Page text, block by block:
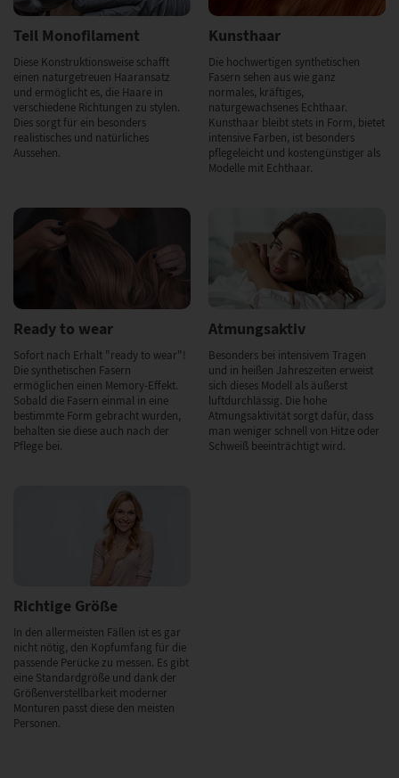
Teil Monofilament
Diese Konstruktionsweise schafft
einen naturgetreuen Haaransatz
und ermöglicht es, die Haare in
verschiedene Richtungen zu stylen.
Dies sorgt für ein besonders
realistisches und natürliches
Aussehen.
Kunsthaar
Die hochwertigen synthetischen
Fasern sehen aus wie ganz
normales, kräftiges,
naturgewachsenes Echthaar.
Kunsthaar bleibt stets in Form, bietet
intensive Farben, ist besonders
pflegeleicht und kostengünstiger als
Modelle mit Echthaar.
Ready to wear
Sofort nach Erhalt "ready to wear"!
Die synthetischen Fasern
ermöglichen einen Memory-Effekt.
Sobald die Fasern einmal in eine
bestimmte Form gebracht wurden,
behalten sie diese auch nach der
Pflege bei.
Atmungsaktiv
Besonders bei intensivem Tragen
und in heißen Jahreszeiten erweist
sich dieses Modell als äußerst
luftdurchlässig. Die hohe
Atmungsaktivität sorgt dafür, dass
man weniger schnell von Hitze oder
Schweiß beeinträchtigt wird.
Richtige Größe
In den allermeisten Fällen ist es gar
nicht nötig, den Kopfumfang für die
passende Perücke zu messen. Es gibt
eine Standardgröße und dank der
Größenverstellbarkeit moderner
Monturen passt diese den meisten
Personen.